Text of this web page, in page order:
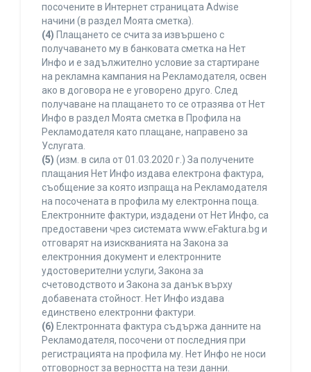
посочените в Интернет страницата Adwise
начини (в раздел Моята сметка).
(4) Плащането се счита за извършено с
получаването му в банковата сметка на Нет
Инфо и е задължително условие за стартиране
на рекламна кампания на Рекламодателя, освен
ако в договора не е уговорено друго. След
получаване на плащането то се отразява от Нет
Инфо в раздел Моята сметка в Профила на
Рекламодателя като плащане, направено за
Услугата.
(5) (изм. в сила от 01.03.2020 г.) За получените
плащания Нет Инфо издава електрона фактура,
съобщение за която изпраща на Рекламодателя
на посочената в профила му електронна поща.
Електронните фактури, издадени от Нет Инфо, са
предоставени чрез системата www.eFaktura.bg и
отговарят на изискванията на Закона за
електронния документ и електронните
удостоверителни услуги, Закона за
счетоводството и Закона за данък върху
добавената стойност. Нет Инфо издава
единствено електронни фактури.
(6) Електронната фактура съдържа данните на
Рекламодателя, посочени от последния при
регистрацията на профила му. Нет Инфо не носи
отговорност за верността на тези данни.